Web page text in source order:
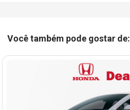
Você também pode gostar de: